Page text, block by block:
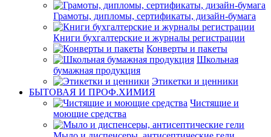
Грамоты, дипломы, сертификаты, дизайн-бумага
Книги бухгалтерские и журналы регистрации
Конверты и пакеты
Школьная
бумажная продукция
Этикетки и ценники
БЫТОВАЯ И ПРОФ.ХИМИЯ
Чистящие и
моющие средства